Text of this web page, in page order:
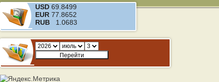
USD 69.8499
EUR 77.8652
RUB 1.0683